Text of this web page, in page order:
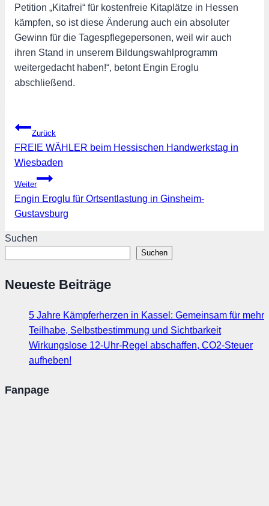
Petition „Kitafrei“ für kostenfreie Kitaplätze in Hessen
kämpfen, so ist diese Änderung auch ein absoluter
Gewinn für die Tagespflegepersonen, weil wir auch
ihren Stand in unserem Bildungswahlprogramm
weitergedacht haben!“, betont Engin Eroglu
abschließend.
Beitragsnavigation
Zurück
FREIE WÄHLER beim Hessischen Handwerkstag in
Wiesbaden
Weiter
Engin Eroglu für Ortsentlastung in Ginsheim-
Gustavsburg
Suchen
Suchen
Neueste Beiträge
5 Jahre Kämpferherzen in Kassel: Gemeinsam für mehr
Teilhabe, Selbstbestimmung und Sichtbarkeit
Wirkungslose 12-Uhr-Regel abschaffen, CO2-Steuer
aufheben!
Fanpage